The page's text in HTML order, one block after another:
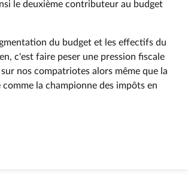
le deuxième contributeur au budget
du budget et les effectifs du
c'est faire peser une pression fiscale
nos compatriotes alors même que la
comme la championne des impôts en